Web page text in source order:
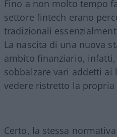
Fino a non molto tempo
settore fintech erano
tradizionali
La nascita di una nuova
ambito finanziario,
sobbalzare vari addetti
vedere ristretto la
Certo, la stessa